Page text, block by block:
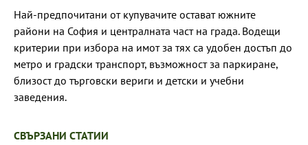
Най-предпочитани от купувачите остават южните
райони на София и централната част на града. Водещи
критерии при избора на имот за тях са удобен достъп до
метро и градски транспорт, възможност за паркиране,
близост до търговски вериги и детски и учебни
заведения.
СВЪРЗАНИ СТАТИИ